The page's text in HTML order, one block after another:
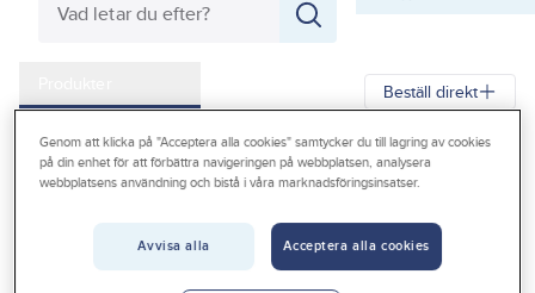
Outlet
Beställ direkt
Gelia Produkter El
Tele, Data, Säkerhet 50-63
50 Tele och Fiberoptik
Fiberkanalisation och tillbehör
GABOCOM
Skarvkoppling
Genom att klicka på "Acceptera alla cookies" samtycker du till lagring av cookies
på din enhet för att förbättra navigeringen på webbplatsen, analysera
webbplatsens användning och bistå i våra marknadsföringsinsatser.
Avvisa alla Acceptera alla cookies